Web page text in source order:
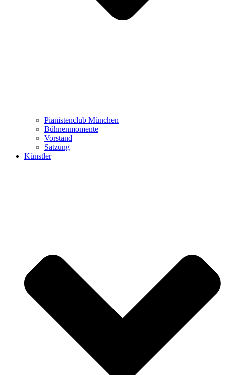
Pianistenclub München
Bühnenmomente
Vorstand
Satzung
Künstler